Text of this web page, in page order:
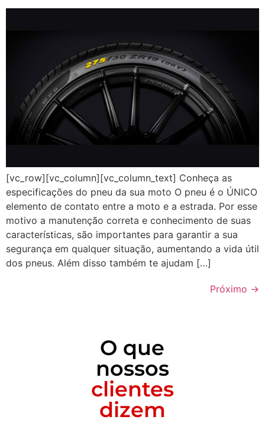
[vc_row][vc_column][vc_column_text] Conheça as
especificações do pneu da sua moto O pneu é o ÚNICO
elemento de contato entre a moto e a estrada. Por esse
motivo a manutenção correta e conhecimento de suas
características, são importantes para garantir a sua
segurança em qualquer situação, aumentando a vida útil
dos pneus. Além disso também te ajudam […]
Próximo →
O que
nossos
clientes
dizem